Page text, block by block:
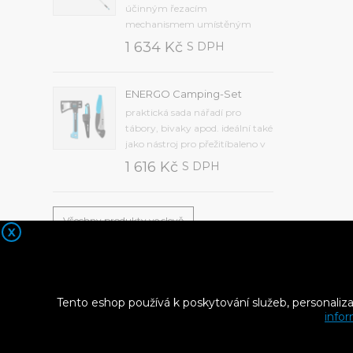
X
Tento eshop používá k poskytování služeb,
účinným řezacím
mechanismem umístěným
uvnitř přístrojesekací nůž z
kvalitní kalené oceli,
vyrobena z odolného
plastupřídavná pilka na řezání
větvímaximální průměr řezu 25
mm, hmotnost 1,2 kg, délka...
1 634 Kč S DPH
ENERGO Camping-Set
praktická sada nářadí pro
tábory, bivaky apod. ideální také
jako nástroj pro přežitíbaleno v
krabiciSada obsahuje
kvalitní:univerzální nůž (40-
(41-001)skládací pilku (41-041).
1 616 Kč S DPH
Všechny produkty ve slevě